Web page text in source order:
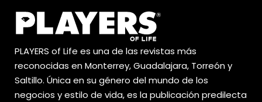
PLAYERS of Life es una de las revistas más
reconocidas en Monterrey, Guadalajara, Torreón y
Saltillo. Única en su género del mundo de los
negocios y estilo de vida, es la publicación predilecta